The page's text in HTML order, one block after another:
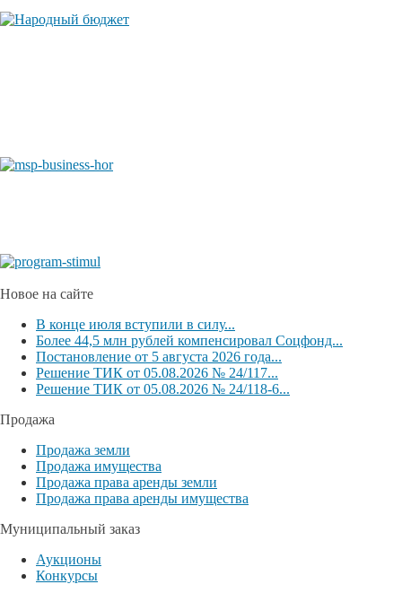
Новое на сайте
В конце июля вступили в силу...
Более 44,5 млн рублей компенсировал Соцфонд...
Постановление от 5 августа 2026 года...
Решение ТИК от 05.08.2026 № 24/117...
Решение ТИК от 05.08.2026 № 24/118-6...
Продажа
Продажа земли
Продажа имущества
Продажа права аренды земли
Продажа права аренды имущества
Муниципальный заказ
Аукционы
Конкурсы